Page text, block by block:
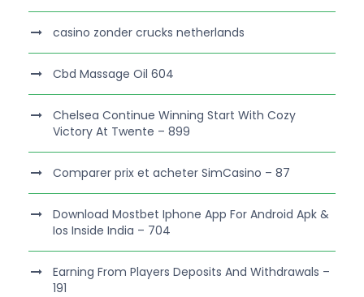
casino zonder crucks netherlands
Cbd Massage Oil 604
Chelsea Continue Winning Start With Cozy
Victory At Twente – 899
Comparer prix et acheter SimCasino – 87
Download Mostbet Iphone App For Android Apk &
Ios Inside India – 704
Earning From Players Deposits And Withdrawals –
191